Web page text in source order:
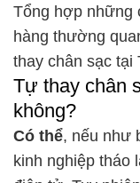
Tổng hợp những
hàng thường
thay chân sạc tại
Tự thay chân
không?
Có thể, nếu như
kinh nghiệp tháo